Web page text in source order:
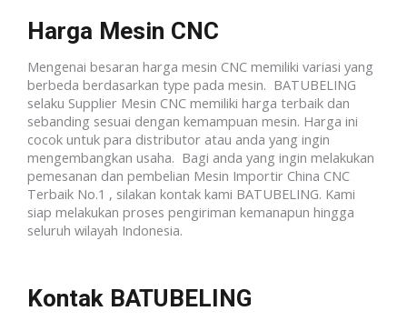
Harga Mesin CNC
Mengenai besaran harga mesin CNC memiliki variasi yang
berbeda berdasarkan type pada mesin. BATUBELING
selaku Supplier Mesin CNC memiliki harga terbaik dan
sebanding sesuai dengan kemampuan mesin. Harga ini
cocok untuk para distributor atau anda yang ingin
mengembangkan usaha. Bagi anda yang ingin melakukan
pemesanan dan pembelian Mesin Importir China CNC
Terbaik No.1 , silakan kontak kami BATUBELING. Kami
siap melakukan proses pengiriman kemanapun hingga
seluruh wilayah Indonesia.
Kontak BATUBELING